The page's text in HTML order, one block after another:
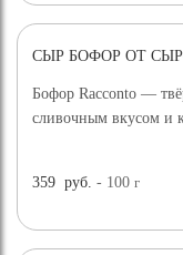
СЫР БОФОР ОТ
Бофор Racconto —
сливочным вкусом и
359 руб. - 100г